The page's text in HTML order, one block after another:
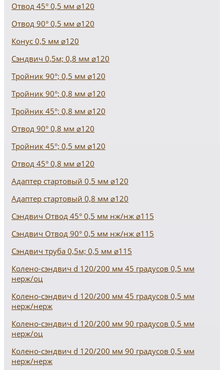
Отвод 45° 0,5 мм ⌀120
Отвод 90° 0,5 мм ⌀120
Конус 0,5 мм ⌀120
Сэндвич 0,5м; 0,8 мм ⌀120
Тройник 90°; 0,5 мм ⌀120
Тройник 90°; 0,8 мм ⌀120
Тройник 45°; 0,8 мм ⌀120
Отвод 90° 0,8 мм ⌀120
Тройник 45°; 0,5 мм ⌀120
Отвод 45° 0,8 мм ⌀120
Адаптер стартовый 0,5 мм ⌀120
Адаптер стартовый 0,8 мм ⌀120
Сэндвич Отвод 45° 0,5 мм нж/нж ⌀115
Сэндвич Отвод 90° 0,5 мм нж/нж ⌀115
Сэндвич труба 0,5м; 0,5 мм ⌀115
Колено-сэндвич d 120/200 мм 45 градусов 0,5 мм
нерж/оц
Колено-сэндвич d 120/200 мм 45 градусов 0,5 мм
нерж/нерж
Колено-сэндвич d 120/200 мм 90 градусов 0,5 мм
нерж/оц
Колено-сэндвич d 120/200 мм 90 градусов 0,5 мм
нерж/нерж